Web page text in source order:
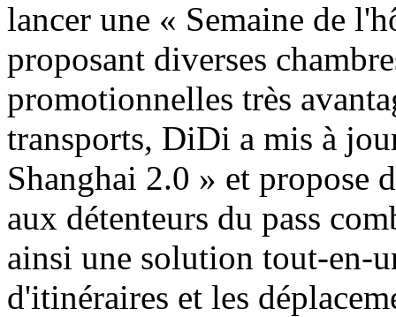
lancer une « Semaine de
proposant diverses
promotionnelles très
transports, DiDi a mis à
Shanghai 2.0 » et propose
aux détenteurs du pass
ainsi une solution tout-en-
d'itinéraires et les